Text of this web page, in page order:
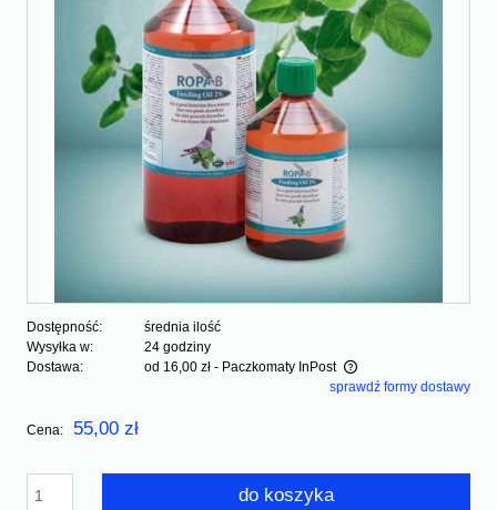
Dostępność:
średnia ilość
Wysyłka w:
24 godziny
Dostawa:
od 16,00 zł - Paczkomaty InPost
Cena nie zawiera ewentualnych kosztów płatnościsprawdź formy dostawy
Cena: 55,00 zł
do koszyka